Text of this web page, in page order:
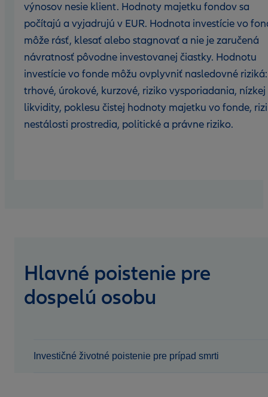
výnosov nesie klient. Hodnoty majetku fondov sa
počítajú a vyjadrujú v EUR. Hodnota investície vo
môže rásť, klesať alebo stagnovať a nie je zaručená
návratnosť pôvodne investovanej čiastky. Hodnotu
investície vo fonde môžu ovplyvniť nasledovné riziká:
trhové, úrokové, kurzové, riziko vysporiadania, nízkej
likvidity, poklesu čistej hodnoty majetku vo fonde,
nestálosti prostredia, politické a právne riziko.
Hlavné poistenie pre
dospelú osobu
Investičné životné poistenie pre prípad smrti